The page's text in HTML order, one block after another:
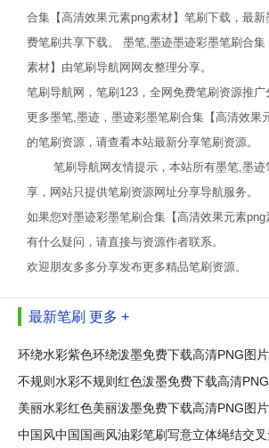
合集【高清效果元素png素材】笔刷下载，最
费笔刷共享下载。 墨笔,墨迹墨迹彩墨笔刷合
素材】由笔刷导航网网友整理分享。
笔刷导航网，笔刷123，全网免费笔刷资源推广
更多墨笔,墨迹，墨迹彩墨笔刷合集【高清效果
的笔刷资源，请查看本站最新分享笔刷资源。
笔刷导航网友情提示，本站所有墨笔,墨迹
享，网站只提供笔刷资源网址分享导航服务。
如果您对墨迹彩墨笔刷合集【高清效果元素
有什么疑问，请直接与资源作者联系。
欢迎朋友多多分享发布更多精品笔刷资源。
最新笔刷 更多 +
环绕水彩紫色环绕泼墨免费下载高清PNG图片
不规则水彩不规则红色泼墨免费下载高清
美丽水彩红色美丽泼墨免费下载高清PNG图片
中国风中国国画风油彩笔刷写意立体绳结交